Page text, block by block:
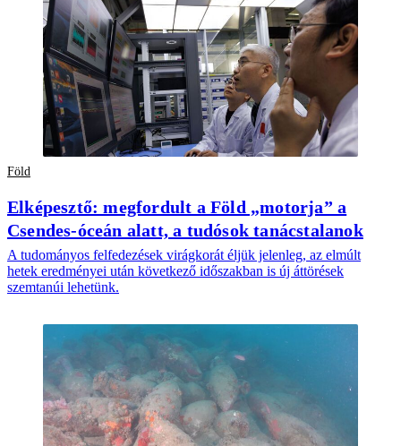
Föld
Elképesztő: megfordult a Föld „motorja” a
Csendes-óceán alatt, a tudósok tanácstalanok
A tudományos felfedezések virágkorát éljük jelenleg, az elmúlt
hetek eredményei után következő időszakban is új áttörések
szemtanúi lehetünk.